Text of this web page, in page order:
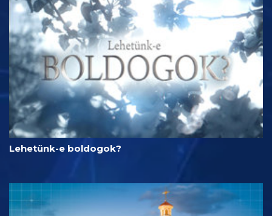
Lehetünk-e boldogok?